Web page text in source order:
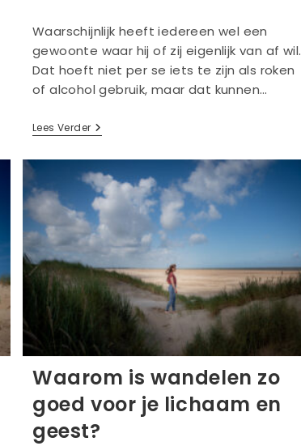
Waarschijnlijk heeft iedereen wel een
gewoonte waar hij of zij eigenlijk van af wil.
Dat hoeft niet per se iets te zijn als roken
of alcohol gebruik, maar dat kunnen…
Lees VerderOude
Gewoontes
Waarom is wandelen zo
goed voor je lichaam en
geest?